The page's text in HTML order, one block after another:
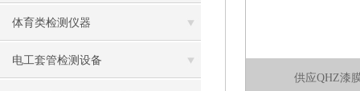
体育类检测仪器
电工套管检测设备
供应QHZ漆